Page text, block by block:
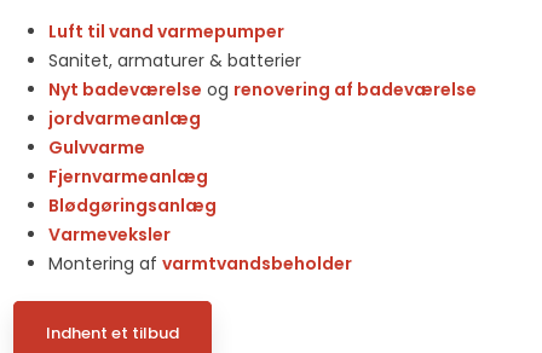
​Luft til vand varmepumper
​Sanitet, armaturer & batterier
Nyt badeværelse og renovering af badeværelse
jordvarmeanlæg
Gulvvarme
Fjernvarmeanlæg
Blødgøringsanlæg
Varmeveksler
Montering af varmtvandsbeholder
Indhent et tilbud